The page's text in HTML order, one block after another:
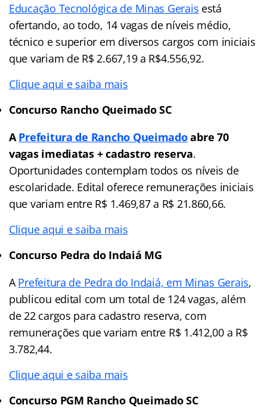
Educação Tecnológica de Minas Gerais está
ofertando, ao todo, 14 vagas de níveis médio,
técnico e superior em diversos cargos com iniciais
que variam de R$ 2.667,19 a R$4.556,92.
Clique aqui e saiba mais
Concurso Rancho Queimado SC
APrefeitura de Rancho Queimadoabre 70
vagas imediatas + cadastro reserva.
Oportunidades contemplam todos os níveis de
escolaridade. Edital oferece remunerações iniciais
que variam entre R$ 1.469,87 a R$ 21.860,66.
Clique aqui e saiba mais
Concurso Pedra do Indaiá MG
APrefeitura de Pedra do Indaiá, em Minas Gerais,
publicou edital com um total de 124 vagas, além
de 22 cargos para cadastro reserva, com
remunerações que variam entre R$ 1.412,00 a R$
3.782,44.
Clique aqui e saiba mais
Concurso PGM Rancho Queimado SC